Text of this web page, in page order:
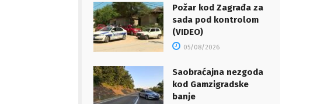
Požar kod Zagrađa za
sada pod kontrolom
(VIDEO)
05/08/2026
Saobraćajna nezgoda
kod Gamzigradske
banje